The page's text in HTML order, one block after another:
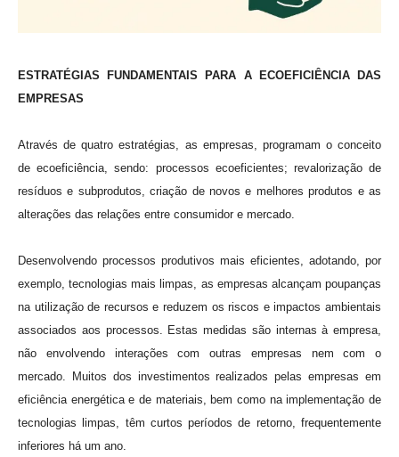
ESTRATÉGIAS FUNDAMENTAIS PARA A ECOEFICIÊNCIA DAS
EMPRESAS
Através de quatro estratégias, as empresas, programam o conceito
de ecoeficiência, sendo: processos ecoeficientes; revalorização de
resíduos e subprodutos, criação de novos e melhores produtos e as
alterações das relações entre consumidor e mercado.
Desenvolvendo processos produtivos mais eficientes, adotando, por
exemplo, tecnologias mais limpas, as empresas alcançam poupanças
na utilização de recursos e reduzem os riscos e impactos ambientais
associados aos processos. Estas medidas são internas à empresa,
não envolvendo interações com outras empresas nem com o
mercado. Muitos dos investimentos realizados pelas empresas em
eficiência energética e de materiais, bem como na implementação de
tecnologias limpas, têm curtos períodos de retorno, frequentemente
inferiores há um ano.